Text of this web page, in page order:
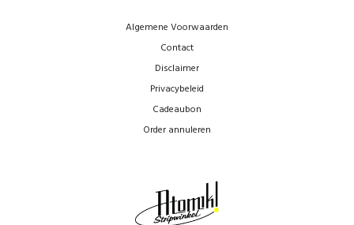
Algemene Voorwaarden
Contact
Disclaimer
Privacybeleid
Cadeaubon
Order annuleren